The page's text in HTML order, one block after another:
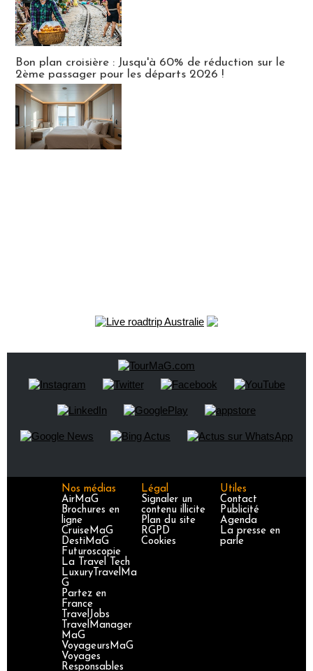
Bon plan croisière : Jusqu'à 60% de réduction sur le
2ème passager pour les départs 2026 !
Nos médias
AirMaG
Brochures en
ligne
CruiseMaG
DestiMaG
Futuroscopie
La Travel Tech
LuxuryTravelMa
G
Partez en
France
TravelJobs
TravelManager
MaG
VoyageursMaG
Voyages
Responsables
Légal
Signaler un
contenu illicite
Plan du site
RGPD
Cookies
Utiles
Contact
Publicité
Agenda
La presse en
parle